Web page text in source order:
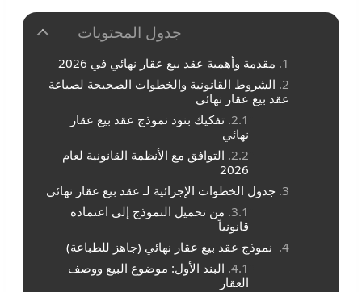
جدول المحتويات
مقدمة وأهمية عقد بيع عقار نهائي في 2026
الشروط القانونية والخطوات الصحيحة لصياغة
عقد بيع عقار نهائي
تفكيك بنود نموذج عقد بيع عقار
نهائي
التوافق مع الأنظمة القانونية لعام
2026
جدول الخطوات الإجرائية لـ عقد بيع عقار نهائي
من تحميل النموذج إلى اعتماده
قانونياً
نموذج عقد بيع عقار نهائي (جاهز للطباعة)
البند الأول: موضوع البيع ووصف
العقار